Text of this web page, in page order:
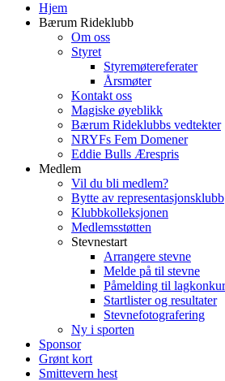
Hjem
Bærum Rideklubb
Om oss
Styret
Styremøtereferater
Årsmøter
Kontakt oss
Magiske øyeblikk
Bærum Rideklubbs vedtekter
NRYFs Fem Domener
Eddie Bulls Ærespris
Medlem
Vil du bli medlem?
Bytte av representasjonsklubb
Klubbkolleksjonen
Medlemsstøtten
Stevnestart
Arrangere stevne
Melde på til stevne
Påmelding til
Startlister og resultater
Stevnefotografering
Ny i sporten
Sponsor
Grønt kort
Smittevern hest